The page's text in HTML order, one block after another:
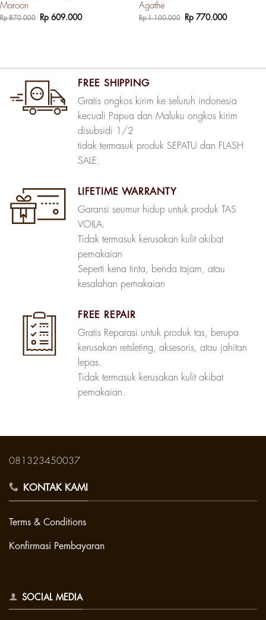
Maroon
Rp870.000
Harga
aslinya
Rp 609.000Harga
Agathe
Rp1.100.000
Harga
aslinya
Rp 770.000Harga
FREE SHIPPING
Gratis ongkos kirim ke seluruh indonesia
kecuali Papua dan Maluku ongkos kirim
disubsidi 1/2
tidak termasuk produk SEPATU dan FLASH
SALE.
LIFETIME WARRANTY
Garansi seumur hidup untuk produk TAS
VOILA.
Tidak termasuk kerusakan kulit akibat
pemakaian
Seperti kena tinta, benda tajam, atau
kesalahan pemakaian
FREE REPAIR
Gratis Reparasi untuk produk tas, berupa
kerusakan retsleting, aksesoris, atau jahitan
lepas.
Tidak termasuk kerusakan kulit akibat
pemakaian.
081323450037
KONTAK KAMI
Terms & Conditions
Konfirmasi Pembayaran
SOCIAL MEDIA